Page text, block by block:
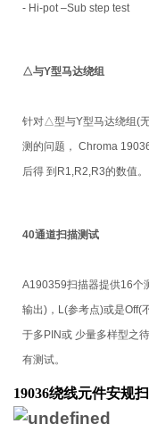
- Hi-pot –Sub step test
△与Y型马达绕组
针对△型与Y型马达绕组(
测的问题， Chroma
后得 到R1,R2,R3的数值。
40通道扫描测试
A190359扫描器提供16个
输出)，L(参考点)或是Off(
于多PIN或 少量多样型之
有测试。
19036绕线元件安规